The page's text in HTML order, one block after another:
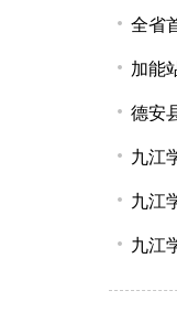
全省
加能
德安
九江
九江
九江